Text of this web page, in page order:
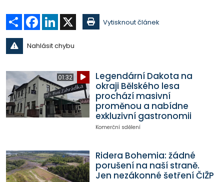
Sdílet Facebook
LinkedIn Vytisknout článek
Nahlásit chybu
01:32
Legendární Dakota na
okraji Bělského lesa
prochází masivní
proměnou a nabídne
exkluzivní gastronomii
Komerční sdělení
Ridera Bohemia: žádné
porušení na naší straně.
Jen nezákonné šetření ČIŽP